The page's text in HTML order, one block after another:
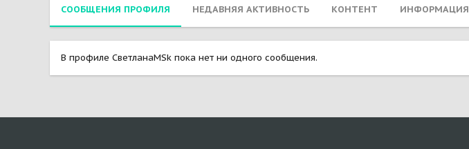
СООБЩЕНИЯ ПРОФИЛЯ НЕДАВНЯЯ АКТИВНОСТЬ КОНТЕНТ ИНФОРМАЦИЯ
В профиле СветланаMSk пока нет ни одного сообщения.